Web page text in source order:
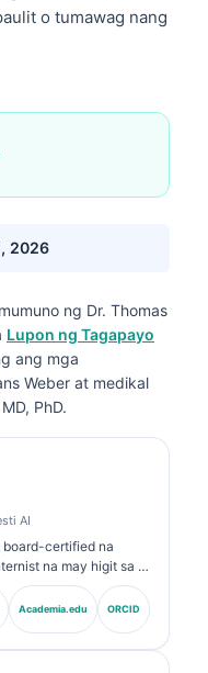
o tumawag nang
2026
ng Dr. Thomas
Lupon ng Tagapayo
ang mga
Weber at medikal
PhD.
AI
board-certified na
na may higit sa 15
medisina at
ng AI. Bilang Chief
nagbibigay siya ng
Academia.edu ORCID